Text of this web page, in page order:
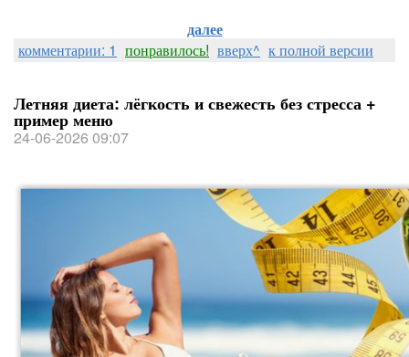
далее
комментарии: 1 понравилось! вверх^ к полной версии
Летняя диета: лёгкость и свежесть без стресса +
пример меню
24-06-2026 09:07